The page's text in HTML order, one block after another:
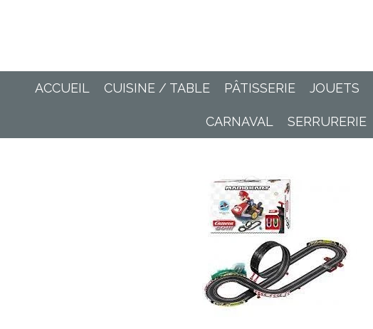
ACCUEIL CUISINE / TABLE PÂTISSERIE JOUETS
CARNAVAL SERRURERIE